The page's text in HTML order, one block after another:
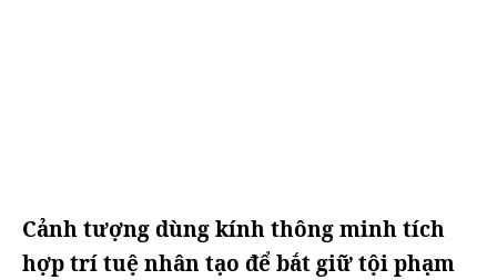
Cảnh tượng dùng kính thông minh tích
hợp trí tuệ nhân tạo để bắt giữ tội phạm